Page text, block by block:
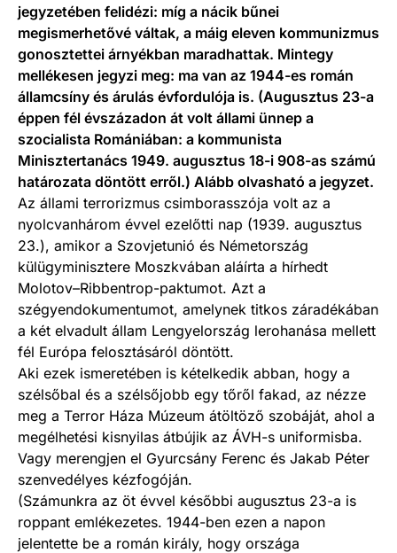
jegyzetében felidézi: míg a nácik bűnei
megismerhetővé váltak, a máig eleven kommunizmus
gonosztettei árnyékban maradhattak. Mintegy
mellékesen jegyzi meg: ma van az 1944-es román
államcsíny és árulás évfordulója is. (Augusztus 23-a
éppen fél évszázadon át volt állami ünnep a
szocialista Romániában: a kommunista
Minisztertanács 1949. augusztus 18-i 908-as számú
határozata döntött erről.) Alább olvasható a jegyzet.
Az állami terrorizmus csimborasszója volt az a
nyolcvanhárom évvel ezelőtti nap (1939. augusztus
23.), amikor a Szovjetunió és Németország
külügyminisztere Moszkvában aláírta a hírhedt
Molotov–Ribbentrop-paktumot. Azt a
szégyendokumentumot, amelynek titkos záradékában
a két elvadult állam Lengyelország lerohanása mellett
fél Európa felosztásáról döntött.
Aki ezek ismeretében is kételkedik abban, hogy a
szélsőbal és a szélsőjobb egy tőről fakad, az nézze
meg a Terror Háza Múzeum átöltöző szobáját, ahol a
megélhetési kisnyilas átbújik az ÁVH-s uniformisba.
Vagy merengjen el Gyurcsány Ferenc és Jakab Péter
szenvedélyes kézfogóján.
(Számunkra az öt évvel későbbi augusztus 23-a is
roppant emlékezetes. 1944-ben ezen a napon
jelentette be a román király, hogy országa